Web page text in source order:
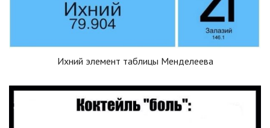
Ихний элемент таблицы Менделеева